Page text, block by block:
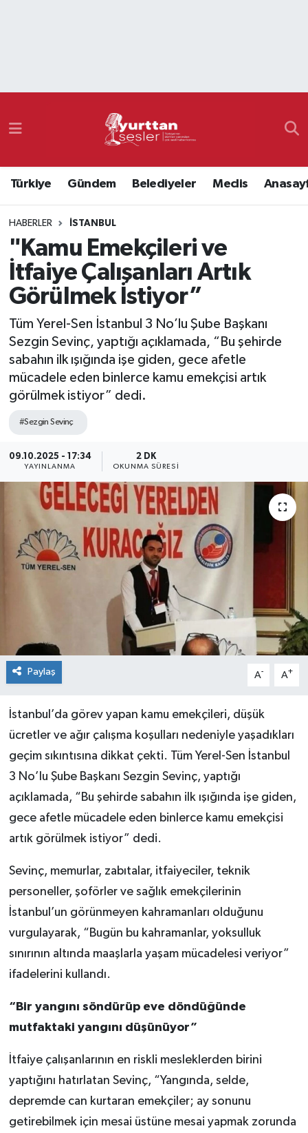
Türkiye Gündem Belediyeler Meclis
HABERLER İSTANBUL
"Kamu Emekçileri ve
İtfaiye Çalışanları Artık
Görülmek İstiyor”
Tüm Yerel-Sen İstanbul 3 No’lu Şube Başkanı
Sezgin Sevinç, yaptığı açıklamada, “Bu şehirde
sabahın ilk ışığında işe giden, gece afetle
mücadele eden binlerce kamu emekçisi artık
görülmek istiyor” dedi.
#Sezgin Sevinç
09.10.2025 - 17:34
YAYINLANMA
2 DK
OKUNMA SÜRESI
Paylaş A- A+
İstanbul’da görev yapan kamu emekçileri, düşük
ücretler ve ağır çalışma koşulları nedeniyle yaşadıkları
geçim sıkıntısına dikkat çekti. Tüm Yerel-Sen İstanbul
3 No’lu Şube Başkanı Sezgin Sevinç, yaptığı
açıklamada, “Bu şehirde sabahın ilk ışığında işe giden,
gece afetle mücadele eden binlerce kamu emekçisi
artık görülmek istiyor” dedi.
Sevinç, memurlar, zabıtalar, itfaiyeciler, teknik
personeller, şoförler ve sağlık emekçilerinin
İstanbul’un görünmeyen kahramanları olduğunu
vurgulayarak, “Bugün bu kahramanlar, yoksulluk
sınırının altında maaşlarla yaşam mücadelesi veriyor”
ifadelerini kullandı.
“Bir yangını söndürüp eve döndüğünde
mutfaktaki yangını düşünüyor”
İtfaiye çalışanlarının en riskli mesleklerden birini
yaptığını hatırlatan Sevinç, “Yangında, selde,
depremde can kurtaran emekçiler; ay sonunu
getirebilmek için mesai üstüne mesai yapmak zorunda
Namaz Vakitleri
Süper Lig Puan Durumu ve Fikstür
Tüm Manşetler
Son Dakika Haberleri
Haber Arşivi